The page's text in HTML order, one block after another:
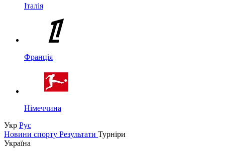
Італія
Франція
Німеччина
Укр Рус
Новини спорту Результати Турніри
Україна